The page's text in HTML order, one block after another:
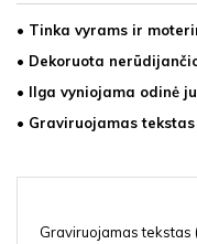
• Tinka vyrams ir
• Dekoruota n
• Ilga vyniojama odinė
• Graviruojamas tekstas
Graviruojamas tekstas